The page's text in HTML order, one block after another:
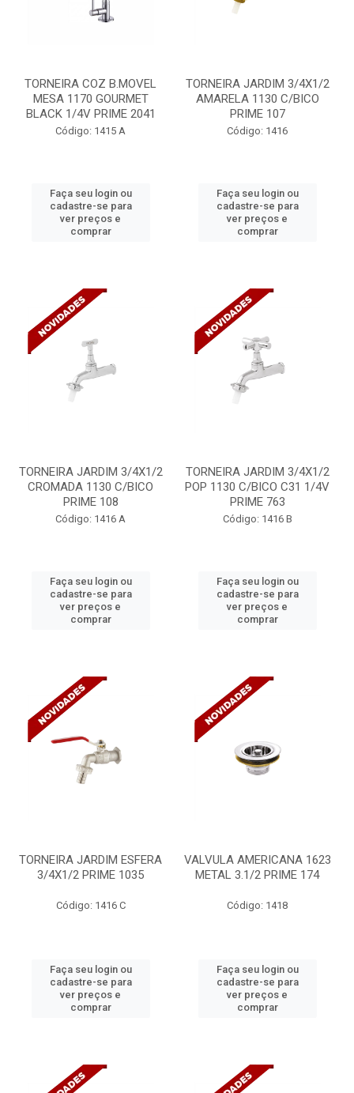
TORNEIRA COZ B.MOVEL
MESA 1170 GOURMET
BLACK 1/4V PRIME 2041
Código: 1415 A
Faça seu login ou
cadastre-se para
ver preços e
comprar
TORNEIRA JARDIM 3/4X1/2
AMARELA 1130 C/BICO
PRIME 107
Código: 1416
Faça seu login ou
cadastre-se para
ver preços e
comprar
TORNEIRA JARDIM 3/4X1/2
CROMADA 1130 C/BICO
PRIME 108
Código: 1416 A
Faça seu login ou
cadastre-se para
ver preços e
comprar
TORNEIRA JARDIM 3/4X1/2
POP 1130 C/BICO C31 1/4V
PRIME 763
Código: 1416 B
Faça seu login ou
cadastre-se para
ver preços e
comprar
TORNEIRA JARDIM ESFERA
3/4X1/2 PRIME 1035
Código: 1416 C
Faça seu login ou
cadastre-se para
ver preços e
comprar
VALVULA AMERICANA 1623
METAL 3.1/2 PRIME 174
Código: 1418
Faça seu login ou
cadastre-se para
ver preços e
comprar